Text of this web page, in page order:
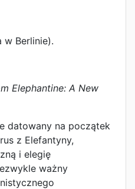
w Berlinie).
Elephantine: A New
datowany na początek
z Elefantyny,
i elegię
ważny